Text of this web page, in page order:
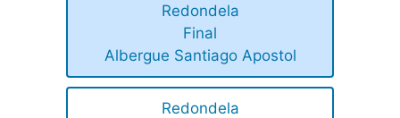
Redondela
Final
Albergue Santiago Apostol
Redondela